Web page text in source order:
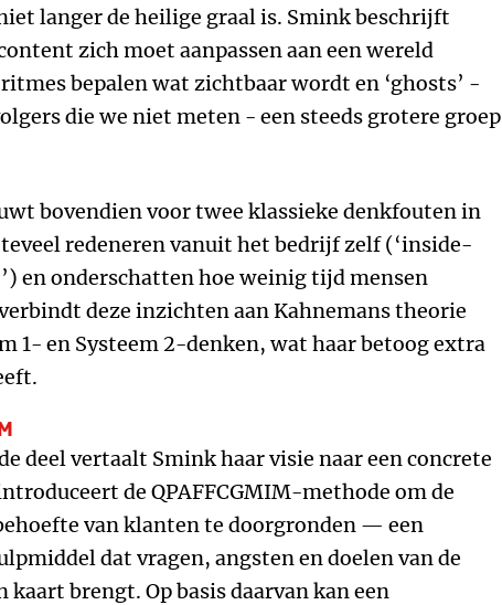
langer de heilige graal is. Smink beschrijft
zich moet aanpassen aan een wereld
bepalen wat zichtbaar wordt en ‘ghosts’ -
die we niet meten - een steeds grotere groep
bovendien voor twee klassieke denkfouten in
redeneren vanuit het bedrijf zelf (‘inside-
en onderschatten hoe weinig tijd mensen
deze inzichten aan Kahnemans theorie
1- en Systeem 2-denken, wat haar betoog extra
deel vertaalt Smink haar visie naar een concrete
de QPAFFCGMIM-methode om de
van klanten te doorgronden — een
dat vragen, angsten en doelen van de
kaart brengt. Op basis daarvan kan een